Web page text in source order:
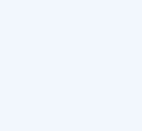
onlarca eğitim seni bekliyor!